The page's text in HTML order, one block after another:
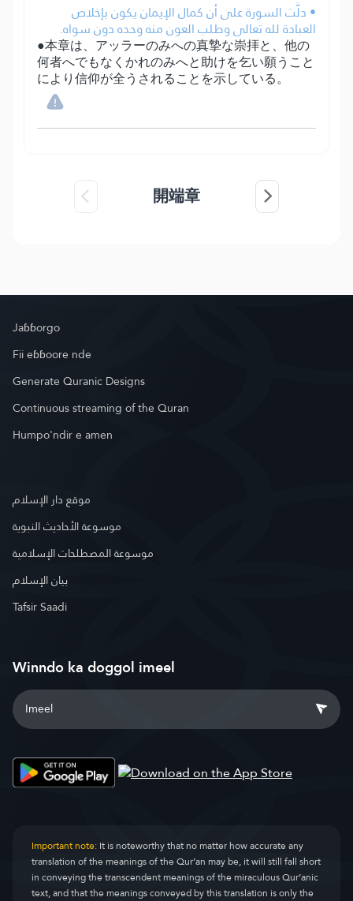
• دلَّت السورة على أن كمال الإيمان يكون بإخلاص
العبادة لله تعالى وطلب العون منه وحده دون سواه.
●本章は、アッラーのみへの真摯な崇拝と、他の
何者へでもなくかれのみへと助けを乞い願うこと
により信仰が全うされることを示している。
開端章
Jaɓɓorgo
Fii eɓɓoore nde
Generate Quranic Designs
Continuous streaming of the Quran
Humpo'ndir e amen
موقع دار الإسلام
موسوعة الأحاديث النبوية
موسوعة المصطلحات الإسلامية
بيان الإسلام
Tafsir Saadi
Winndo ka doggol imeel
Important note:It is noteworthy that no matter how accurate any
translation of the meanings of the Qur’an may be, it will still fall short
in conveying the transcendent meanings of the miraculous Qur’anic
text, and that the meanings conveyed by this translation is only the